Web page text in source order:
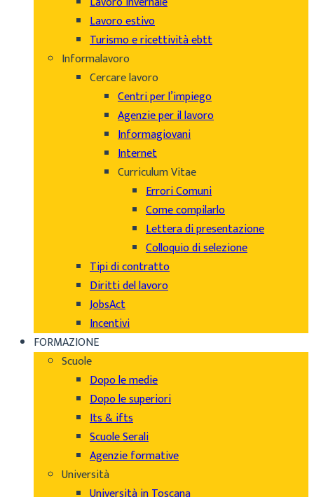
Lavoro estivo
Turismo e ricettività ebtt
Informalavoro
Cercare lavoro
Centri per l’impiego
Agenzie per il lavoro
Informagiovani
Internet
Curriculum Vitae
Errori Comuni
Come compilarlo
Lettera di presentazione
Colloquio di selezione
Tipi di contratto
Diritti del lavoro
JobsAct
Incentivi
FORMAZIONE
Scuole
Dopo le medie
Dopo le superiori
Its & ifts
Scuole Serali
Agenzie formative
Università